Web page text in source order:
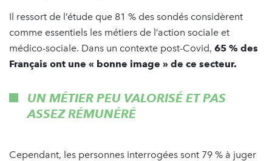
Il ressort de l’étude que 81 % des sondés considèrent
comme essentiels les métiers de l’action sociale et
médico-sociale. Dans un contexte post-Covid, 65 % des
Français ont une « bonne image » de ce secteur.
UN MÉTIER PEU VALORISÉ ET PAS
ASSEZ RÉMUNÉRÉ
Cependant, les personnes interrogées sont 79 % à juger